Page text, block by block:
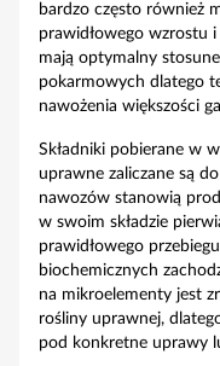
bardzo często również
prawidłowego wzrostu
mają optymalny
pokarmowych dlatego
nawożenia większości
Składniki pobierane w
uprawne zaliczane są
nawozów stanowią
w swoim składzie
prawidłowego
biochemicznych
na mikroelementy jest
rośliny uprawnej,
pod konkretne uprawy